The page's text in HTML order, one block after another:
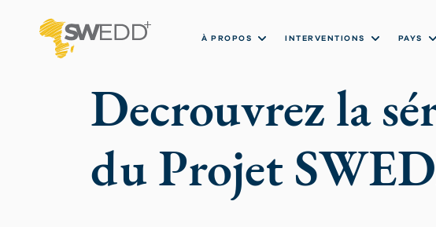
contenu
principal
Main
À PROPOS INTERVENTIONS PAYS
Decrouvrez la
du Projet